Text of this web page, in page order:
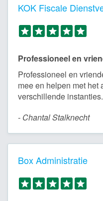
KOK Fiscale
Professioneel en
Professioneel en
mee en helpen met
verschillende instanties.
- Chantal Stalknecht
Box Administratie